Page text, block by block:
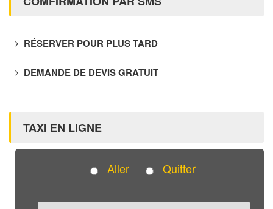
RÉSERVER POUR PLUS TARD
DEMANDE DE DEVIS GRATUIT
TAXI EN LIGNE
Aller Quitter